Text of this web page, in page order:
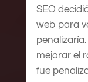
SEO
web para
mejorar el
fue